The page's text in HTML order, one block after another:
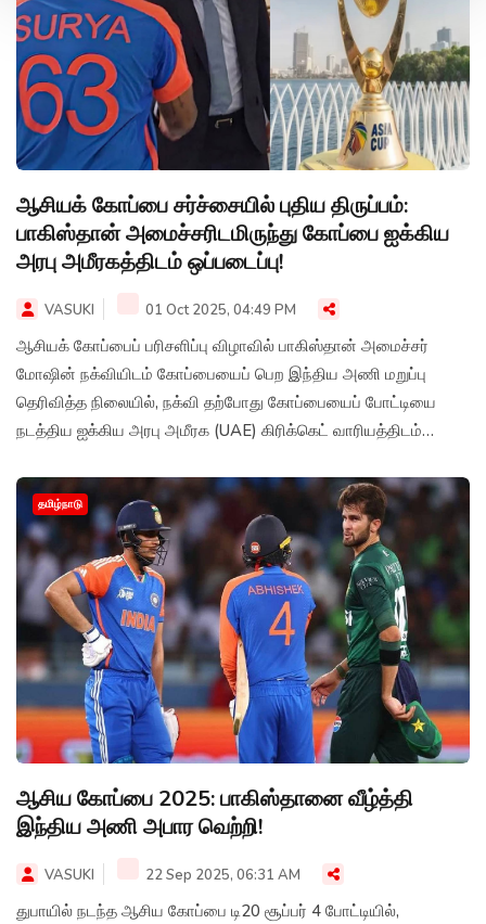
ஆசியக் கோப்பை சர்ச்சையில் புதிய திருப்பம்:
பாகிஸ்தான் அமைச்சரிடமிருந்து கோப்பை ஐக்கிய
அரபு அமீரகத்திடம் ஒப்படைப்பு!
VASUKI 01 Oct 2025, 04:49 PM
ஆசியக் கோப்பைப் பரிசளிப்பு விழாவில் பாகிஸ்தான் அமைச்சர்
மோஷின் நக்வியிடம் கோப்பையைப் பெற இந்திய அணி மறுப்பு
தெரிவித்த நிலையில், நக்வி தற்போது கோப்பையைப் போட்டியை
நடத்திய ஐக்கிய அரபு அமீரக (UAE) கிரிக்கெட் வாரியத்திடம்
தமிழ்நாடு
ஆசிய கோப்பை 2025: பாகிஸ்தானை வீழ்த்தி
இந்திய அணி அபார வெற்றி!
VASUKI 22 Sep 2025, 06:31 AM
துபாயில் நடந்த ஆசிய கோப்பை டி20 சூப்பர் 4 போட்டியில்,